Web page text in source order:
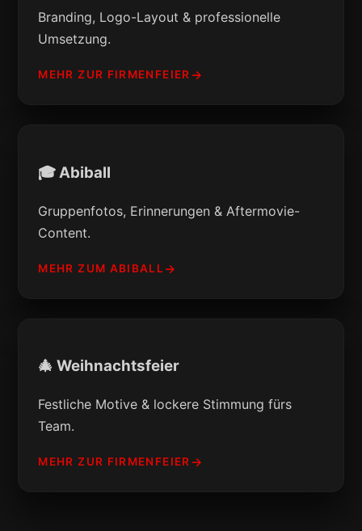
Branding, Logo-Layout & professionelle
Umsetzung.
MEHR ZUR FIRMENFEIER
🎓 Abiball
Gruppenfotos, Erinnerungen & Aftermovie-
Content.
MEHR ZUM ABIBALL
🎄 Weihnachtsfeier
Festliche Motive & lockere Stimmung fürs
Team.
MEHR ZUR FIRMENFEIER